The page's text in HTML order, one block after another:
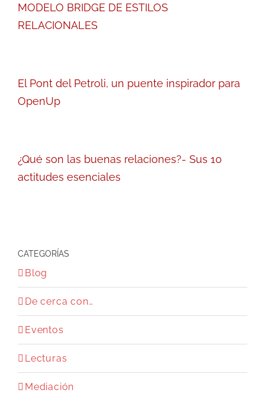
MODELO BRIDGE DE ESTILOS
RELACIONALES
El Pont del Petroli, un puente inspirador para
OpenUp
¿Qué son las buenas relaciones?- Sus 10
actitudes esenciales
CATEGORÍAS
Blog
De cerca con…
Eventos
Lecturas
Mediación